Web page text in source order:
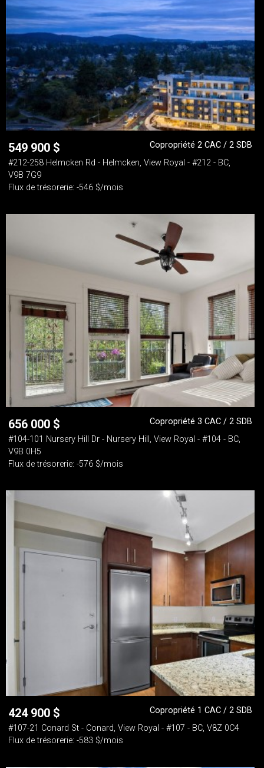
549 900 $
Copropriété 2 CAC / 2 SDB
#212-258 Helmcken Rd - Helmcken, View Royal - #212 - BC,
V9B 7G9
Flux de trésorerie: -546 $/mois
656 000 $
Copropriété 3 CAC / 2 SDB
#104-101 Nursery Hill Dr - Nursery Hill, View Royal - #104 - BC,
V9B 0H5
Flux de trésorerie: -576 $/mois
424 900 $
Copropriété 1 CAC / 2 SDB
#107-21 Conard St - Conard, View Royal - #107 - BC, V8Z 0C4
Flux de trésorerie: -583 $/mois